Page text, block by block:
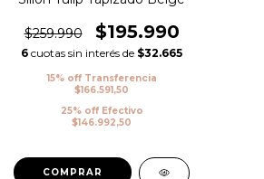
$259.990 $195.990
6 cuotas sin interés de $32.665
15% off Transferencia
$166.591,50
25% off Efectivo
$146.992,50
COMPRAR